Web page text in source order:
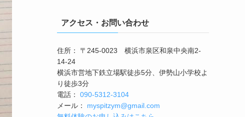
アクセス・お問い合わせ
住所： 〒245-0023 横浜市泉区和泉中央南2-
14-24
横浜市営地下鉄立場駅徒歩5分、伊勢山小学校よ
り徒歩3分
電話： 090-5312-3104
メール： myspitzym@gmail.com